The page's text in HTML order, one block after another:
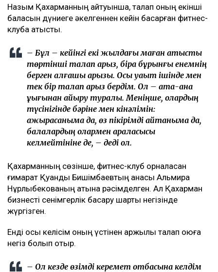
Назым Қахарманның айтуынша, талап оның екінші
баласын дүниеге әкелгеннен кейін басқарған фитнес-
клубқа қатысты.
– Бұл – кейінгі екі жылдағы маған қатысты
төртінші талап арыз, бірақ бұрынғы енемнің
берген алғашқы арызы. Осы уақыт ішінде мен
тек бір талап арыз бердім. Ол – ата-ана
құқығынан айыру туралы. Меніңше, олардың
түсінігінде бәріне мен кінәлімін:
ажырасқаныма да, өз пікірімді айтқаныма да,
балалардың олармен араласқысы
келмейтініне де, – деді ол.
Қахарманның сөзінше, фитнес-клуб орналасқан
ғимарат Қуандық Бишімбаевтың анасы Альмира
Нұрлыбекованың атына рәсімделген. Ал Қахарман
бизнесті сенімгерлік басқару шарты негізінде
жүргізген.
Енді осы келісім оның үстінен қаржылық талап қоюға
негіз болып отыр.
– Ол кезде өзімді керемет отбасына келдім